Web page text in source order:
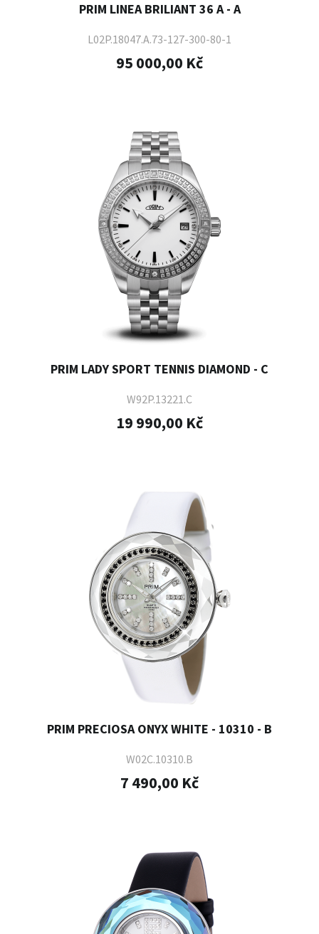
PRIM LINEA BRILIANT 36 A - A
L02P.18047.A.73-127-300-80-1
95 000,00 Kč
PRIM LADY SPORT TENNIS DIAMOND - C
W92P.13221.C
19 990,00 Kč
PRIM PRECIOSA ONYX WHITE - 10310 - B
W02C.10310.B
7 490,00 Kč